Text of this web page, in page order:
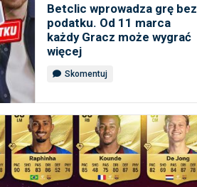
Betclic wprowadza grę bez
podatku. Od 11 marca
każdy Gracz może wygrać
więcej
Skomentuj